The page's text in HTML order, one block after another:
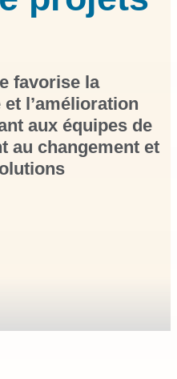
favorise la
l’amélioration
aux équipes de
au changement et